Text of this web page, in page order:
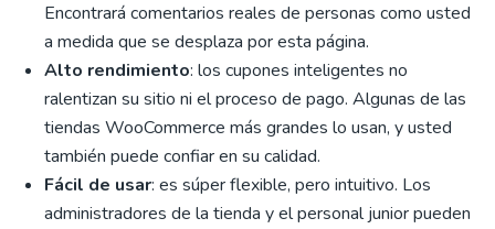
Encontrará comentarios reales de personas como usted
a medida que se desplaza por esta página.
Alto rendimiento: los cupones inteligentes no
ralentizan su sitio ni el proceso de pago. Algunas de las
tiendas WooCommerce más grandes lo usan, y usted
también puede confiar en su calidad.
Fácil de usar: es súper flexible, pero intuitivo. Los
administradores de la tienda y el personal junior pueden